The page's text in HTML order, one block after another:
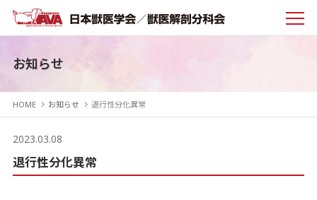
お知らせ
HOME お知らせ 退行性分化異常
2023.03.08
退行性分化異常